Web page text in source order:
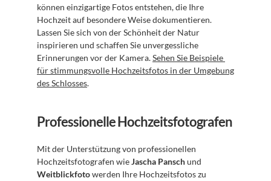
können einzigartige Fotos entstehen, die Ihre
Hochzeit auf besondere Weise dokumentieren.
Lassen Sie sich von der Schönheit der Natur
inspirieren und schaffen Sie unvergessliche
Erinnerungen vor der Kamera. Sehen Sie Beispiele
für stimmungsvolle Hochzeitsfotos in der Umgebung
des Schlosses.
Professionelle Hochzeitsfotografen
Mit der Unterstützung von professionellen
Hochzeitsfotografen wie Jascha Pansch
Weitblickfoto werden Ihre Hochzeitsfotos zu